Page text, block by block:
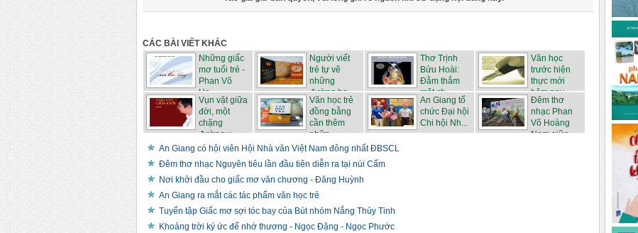
CÁC BÀI VIẾT KHÁC
Những giấc
mơ tuổi trẻ -
Phan Võ
Ho...
Người viết
trẻ tự vẽ
những
đường ba...
Thơ Trịnh
Bửu Hoài:
Đằm thắm
một ch...
Văn học
trước hiện
thực mới
hôm nay...
Vụn vặt giữa
đời, một
chặng
đường v...
Văn học trẻ
đồng bằng
cần thêm
nhữn...
An Giang tổ
chức Đại hội
Chi hội Nh...
Đêm thơ
nhạc Phan
Võ Hoàng
Nam giữa...
An Giang có hội viên Hội Nhà văn Việt Nam đông nhất ĐBSCL
Đêm thơ nhạc Nguyên tiêu lần đầu tiên diễn ra tại núi Cấm
Nơi khởi đầu cho giấc mơ văn chương - Đăng Huỳnh
An Giang ra mắt các tác phẩm văn học trẻ
Tuyển tập Giấc mơ sợi tóc bay của Bút nhóm Nắng Thủy Tinh
Khoảng trời ký ức để nhớ thương - Ngọc Đặng - Ngọc Phước